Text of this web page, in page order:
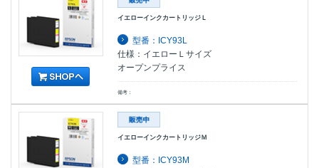
イエローインクカートリッジＬ
型番：ICY93L
仕様：イエローＬサイズ
オープンプライス
備考：
イエローインクカートリッジＭ
型番：ICY93M